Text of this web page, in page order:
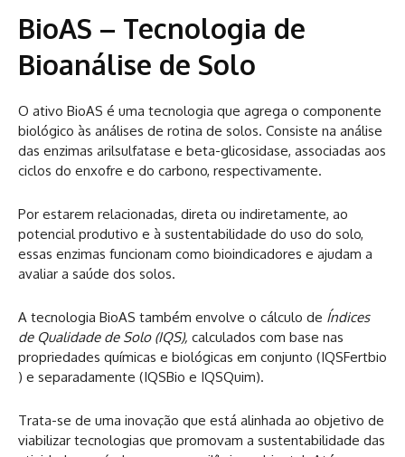
BioAS – Tecnologia de
Bioanálise de Solo
O ativo BioAS é uma tecnologia que agrega o componente
biológico às análises de rotina de solos. Consiste na análise
das enzimas arilsulfatase e beta-glicosidase, associadas aos
ciclos do enxofre e do carbono, respectivamente.
Por estarem relacionadas, direta ou indiretamente, ao
potencial produtivo e à sustentabilidade do uso do solo,
essas enzimas funcionam como bioindicadores e ajudam a
avaliar a saúde dos solos.
A tecnologia BioAS também envolve o cálculo de Índices
de Qualidade de Solo (IQS), calculados com base nas
propriedades químicas e biológicas em conjunto (IQSFertbio
) e separadamente (IQSBio e IQSQuim).
Trata-se de uma inovação que está alinhada ao objetivo de
viabilizar tecnologias que promovam a sustentabilidade das